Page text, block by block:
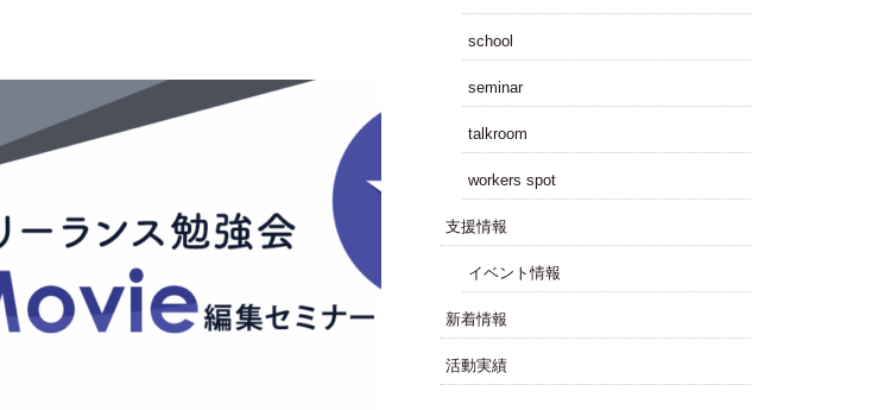
school
seminar
talkroom
workers spot
⽀援情報
イベント情報
新着情報
活動実績